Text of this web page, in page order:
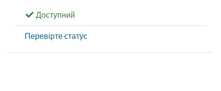
Доступний
Перевірте статус